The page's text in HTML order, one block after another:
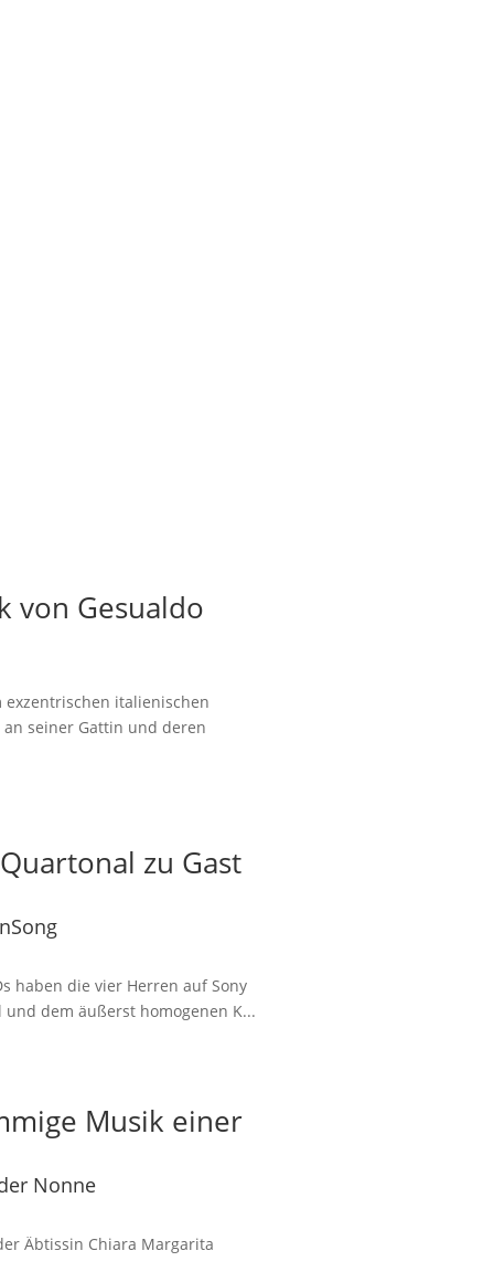
von Gesualdo
italienischen
seiner Gattin und deren
zu Gast
haben die vier Herren auf Sony
dem äußerst homogenen K...
Musik einer
Nonne
Äbtissin Chiara Margarita